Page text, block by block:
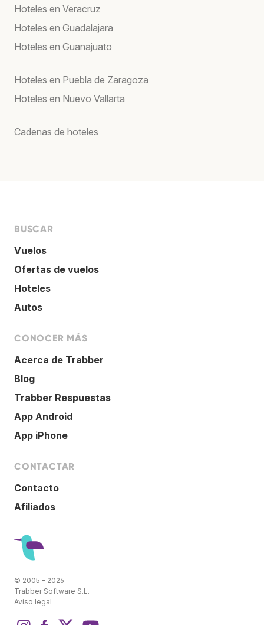
Hoteles en Veracruz
Hoteles en Guadalajara
Hoteles en Guanajuato
Hoteles en Puebla de Zaragoza
Hoteles en Nuevo Vallarta
Cadenas de hoteles
BUSCAR
Vuelos
Ofertas de vuelos
Hoteles
Autos
CONOCER MÁS
Acerca de Trabber
Blog
Trabber Respuestas
App Android
App iPhone
CONTACTAR
Contacto
Afiliados
© 2005 - 2026
Trabber Software S.L.
Aviso legal